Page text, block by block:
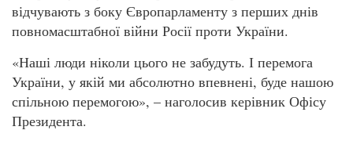
відчувають з боку Європарламенту з перших днів
повномасштабної війни Росії проти України.
«Наші люди ніколи цього не забудуть. І перемога
України, у якій ми абсолютно впевнені, буде нашою
спільною перемогою», – наголосив керівник Офісу
Президента.